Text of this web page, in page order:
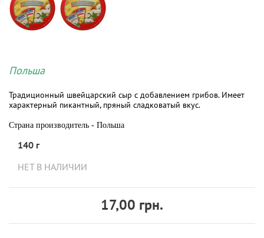
Польша
Традиционный швейцарский сыр с добавлением грибов. Имеет
характерный пикантный, пряный сладковатый вкус.
Страна производитель - Польша
140 г
НЕТ В НАЛИЧИИ
17,00 грн.